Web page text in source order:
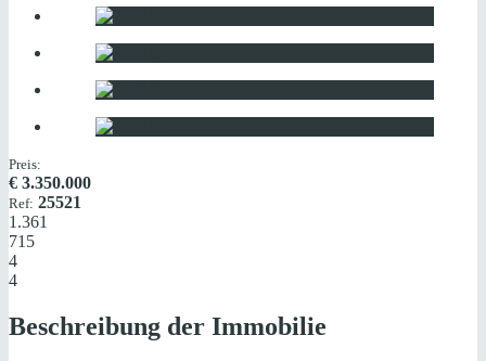
Preis:
€ 3.350.000
Ref: 25521
1.361
715
4
4
Beschreibung der Immobilie